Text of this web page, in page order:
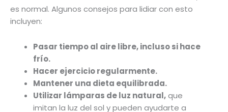
es normal. Algunos consejos para lidiar con esto
incluyen:
Pasar tiempo al aire libre, incluso si hace
frío.
Hacer ejercicio regularmente.
Mantener una dieta equilibrada.
Utilizar lámparas de luz natural,que
imitan la luz del sol y pueden ayudarte a